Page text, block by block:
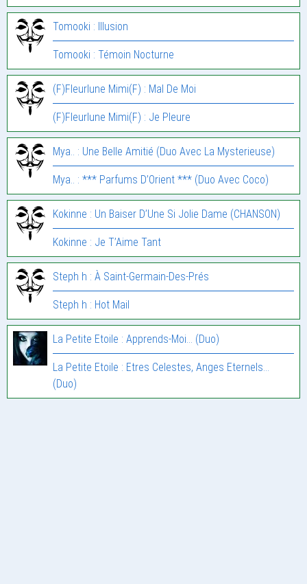
Tomooki : Illusion
Tomooki : Témoin Nocturne
(F)Fleurlune Mimi(F) : Mal De Moi
(F)Fleurlune Mimi(F) : Je Pleure
Mya.. : Une Belle Amitié (Duo Avec La Mysterieuse)
Mya.. : *** Parfums D’Orient *** (Duo Avec Coco)
Kokinne : Un Baiser D’Une Si Jolie Dame (CHANSON)
Kokinne : Je T’Aime Tant
Steph h : À Saint-Germain-Des-Prés
Steph h : Hot Mail
La Petite Etoile : Apprends-Moi… (Duo)
La Petite Etoile : Etres Celestes, Anges Eternels…
(Duo)